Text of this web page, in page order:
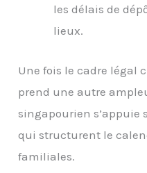
les délais de
lieux.
Une fois le cadre légal
prend une autre
singapourien s’appuie
qui structurent le
familiales.